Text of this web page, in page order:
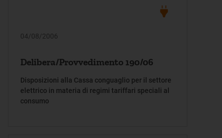
04/08/2006
Delibera/Provvedimento 190/06
Disposizioni alla Cassa conguaglio per il settore
elettrico in materia di regimi tariffari speciali al
consumo